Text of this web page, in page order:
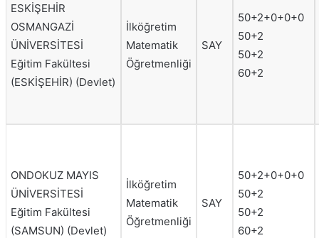
ESKİŞEHİR
OSMANGAZİ
ÜNİVERSİTESİ
Eğitim Fakültesi
(ESKİŞEHİR) (Devlet)
İlköğretim
Matematik
Öğretmenliği
SAY
50+2+0+0+0
50+2
50+2
60+2
ONDOKUZ MAYIS
ÜNİVERSİTESİ
Eğitim Fakültesi
(SAMSUN) (Devlet)
İlköğretim
Matematik
Öğretmenliği
SAY
50+2+0+0+0
50+2
50+2
60+2